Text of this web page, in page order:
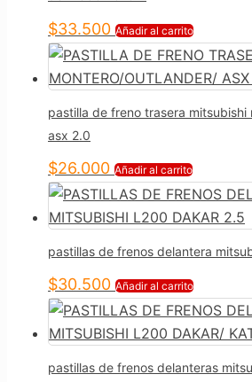
$33.500 Añadir al carrito
pastilla de freno trasera
asx 2.0
$26.000 Añadir al carrito
pastillas de frenos delantera
$30.500 Añadir al carrito
pastillas de frenos delanteras